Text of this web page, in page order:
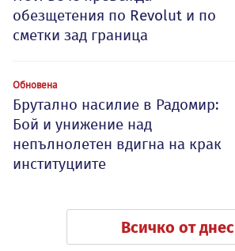
обезщетения по Revolut и по
сметки зад граница
Обновена
Брутално насилие в Радомир:
Бой и унижение над
непълнолетен вдигна на крак
институциите
Всичко от днес